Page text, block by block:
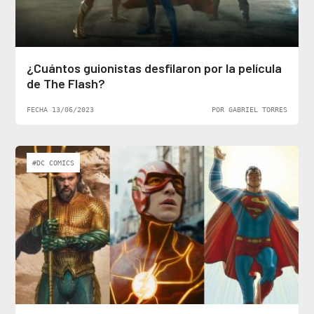
¿Cuántos guionistas desfilaron por la película
de The Flash?
FECHA 13/06/2023 POR GABRIEL TORRES
#DC COMICS